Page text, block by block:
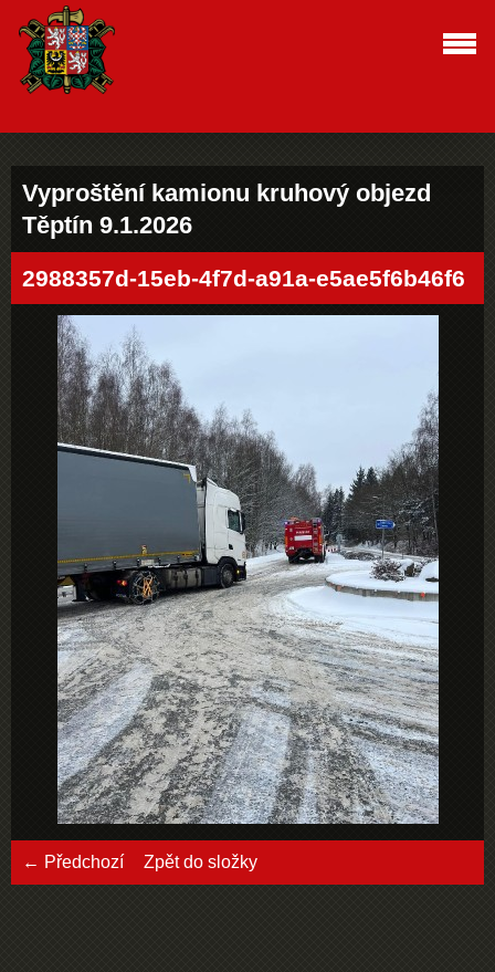
Vyproštění kamionu kruhový objezd
Těptín 9.1.2026
2988357d-15eb-4f7d-a91a-e5ae5f6b46f6
← Předchozí Zpět do složky